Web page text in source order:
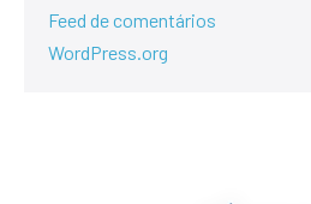
Feed de comentários
WordPress.org